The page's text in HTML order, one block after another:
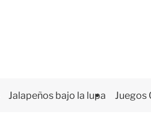
Jalapeños bajo la lupa Juegos